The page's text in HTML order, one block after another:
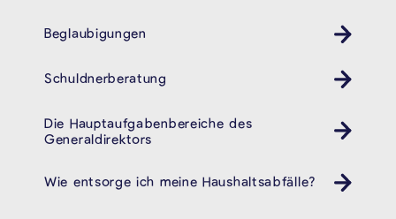
Beglaubigungen
Schuldnerberatung
Die Hauptaufgabenbereiche des
Generaldirektors
Wie entsorge ich meine Haushaltsabfälle?
Müll